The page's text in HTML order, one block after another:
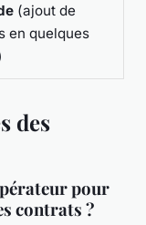
(ajout de
en quelques
des
pour
contrats ?